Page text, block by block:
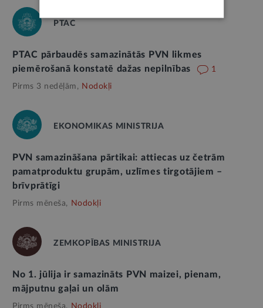
PTAC
PTAC pārbaudēs samazinātās PVN likmes
piemērošanā konstatē dažas nepilnības
1
Pirms 3 nedēļām, Nodokļi
EKONOMIKAS MINISTRIJA
PVN samazināšana pārtikai: attiecas uz četrām
pamatproduktu grupām, uzlīmes tirgotājiem –
brīvprātīgi
Pirms mēneša, Nodokļi
ZEMKOPĪBAS MINISTRIJA
No 1. jūlija ir samazināts PVN maizei, pienam,
mājputnu gaļai un olām